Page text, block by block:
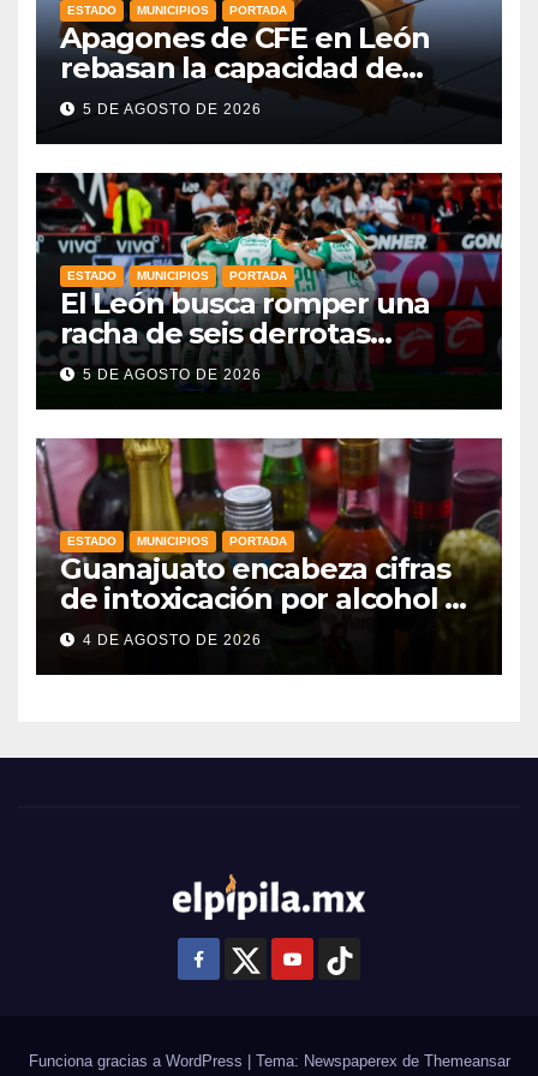
ESTADO MUNICIPIOS PORTADA
Apagones de CFE en León
rebasan la capacidad de
respaldo en red de
semáforos
5 DE AGOSTO DE 2026
ESTADO MUNICIPIOS PORTADA
El León busca romper una
racha de seis derrotas
consecutivas en Leagues Cup
ante Nashville
5 DE AGOSTO DE 2026
ESTADO MUNICIPIOS PORTADA
Guanajuato encabeza cifras
de intoxicación por alcohol a
nivel nacional
4 DE AGOSTO DE 2026
Funciona gracias a WordPress Tema: Newspaperex de Themeansar